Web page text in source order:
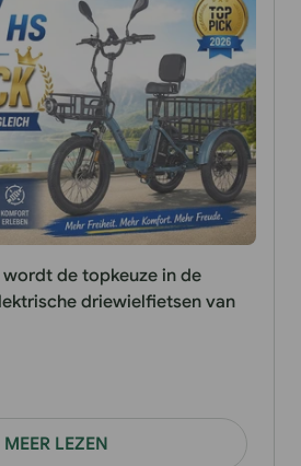
de topkeuze in de
driewielfietsen van
MEER LEZEN